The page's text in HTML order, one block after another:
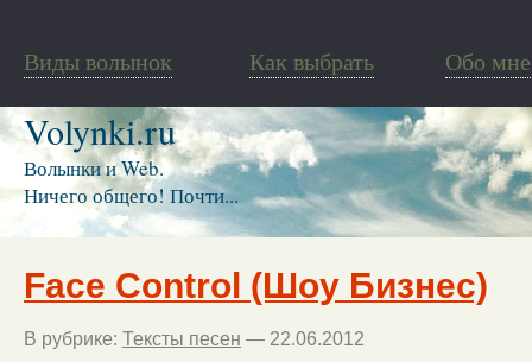
Виды волынок Как выбрать Обо мне
Volynki.ru
Волынки и Web.
Ничего общего! Почти...
Face Control (Шоу Бизнес)
В рубрике: Тексты песен — 22.06.2012